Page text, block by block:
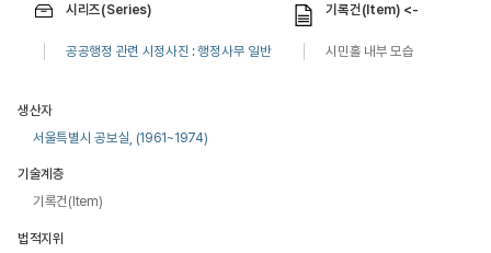
시리즈(Series)
공공행정 관련 시정사진 : 행정사무 일반
기록건(Item) <-
시민홀 내부 모습
생산자
서울특별시 공보실, (1961~1974)
기술계층
기록건(Item)
법적지위